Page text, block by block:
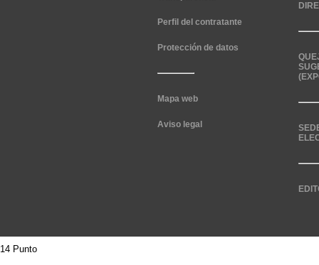
Perfil del contratante
Protección de datos
Mapa web
Aviso legal
14 Punto